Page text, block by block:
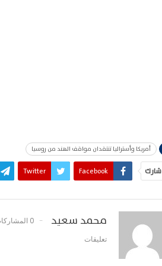
أمريكا وأستراليا تنتقدان مواقف الهند من روسيا
شارك Facebook
Twitter
محمد سعيد 0 المشاركات
تعليقات